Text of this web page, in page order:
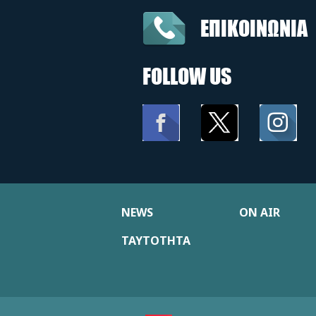
ΕΠΙΚΟΙΝΩΝΙΑ
FOLLOW US
NEWS ON AIR
ΤΑΥΤΟΤΗΤΑ